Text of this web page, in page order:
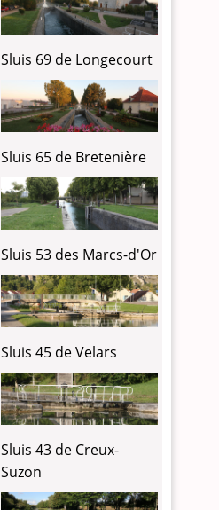
Sluis 69 de Longecourt
Sluis 65 de Bretenière
Sluis 53 des Marcs-d'Or
Sluis 45 de Velars
Sluis 43 de Creux-
Suzon